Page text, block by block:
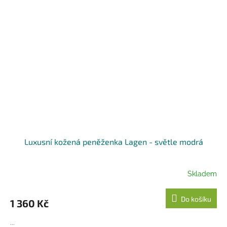
Luxusní kožená peněženka Lagen - světle modrá
Skladem
1 360 Kč Do košíku
...